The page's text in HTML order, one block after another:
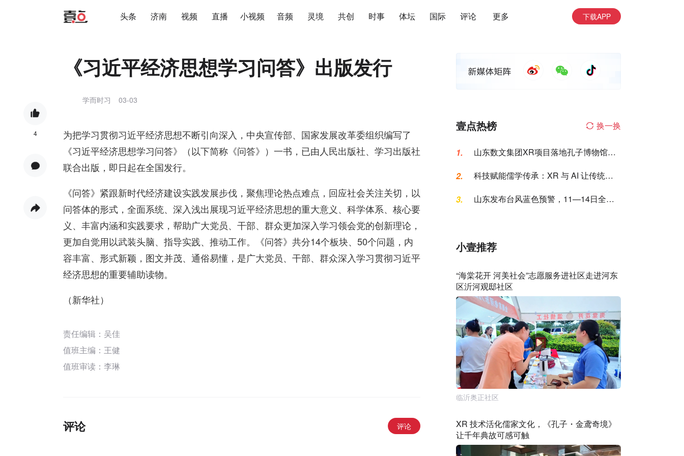
头条 济南 视频 直播 小视频 音频 灵境 共创 时事 体坛 国际 评论 更多 下载APP
4
《习近平经济思想学习问答》出版发行
学而时习 03-03
为把学习贯彻习近平经济思想不断引向深入，中央宣传部、国家发展改革委组织编写了
《习近平经济思想学习问答》（以下简称《问答》）一书，已由人民出版社、学习出版社
联合出版，即日起在全国发行。
《问答》紧跟新时代经济建设实践发展步伐，聚焦理论热点难点，回应社会关注关切，以
问答体的形式，全面系统、深入浅出展现习近平经济思想的重大意义、科学体系、核心要
义、丰富内涵和实践要求，帮助广大党员、干部、群众更加深入学习领会党的创新理论，
更加自觉用以武装头脑、指导实践、推动工作。《问答》共分14个板块、50个问题，内
容丰富、形式新颖，图文并茂、通俗易懂，是广大党员、干部、群众深入学习贯彻习近平
经济思想的重要辅助读物。
（新华社）
责任编辑：吴佳
值班主编： 王健
值班审读：李琳
评论 评论
壹点热榜 换一换
1.
山东数文集团XR项目落地孔子博物馆，
2.
科技赋能儒学传承：XR 与 AI 让传统文
3.
山东发布台风蓝色预警，11—14日全省
小壹推荐
“海棠花开 河美社会”志愿服务进社区走进河东
区沂河观邸社区
临沂奥正社区
XR 技术活化儒家文化，《孔子・金鸢奇境》
让千年典故可感可触